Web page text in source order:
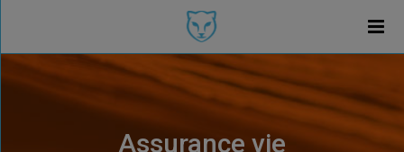
Assurance vie